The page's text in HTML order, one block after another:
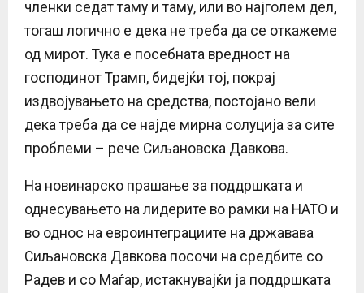
членки седат таму и таму, или во најголем дел,
тогаш логично е дека не треба да се откажеме
од мирот. Тука е посебната вредност на
господинот Трамп, бидејќи тој, покрај
издвојувањето на средства, постојано вели
дека треба да се најде мирна солуција за сите
проблеми – рече Сиљановска Давкова.
На новинарско прашање за поддршката и
однесувањето на лидерите во рамки на НАТО и
во однос на евроинтеграциите на државава
Сиљановска Давкова посочи на средбите со
Радев и со Маѓар, истакнувајќи ја поддршката